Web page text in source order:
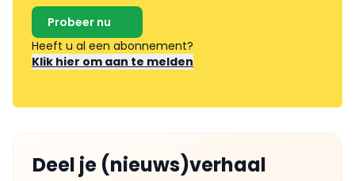
Probeer nu
Heeft u al een abonnement?
Klik hier om aan te melden
Deel je (nieuws)verhaal